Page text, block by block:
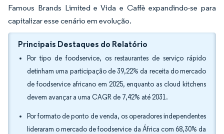
Famous Brands Limited e Vida e Caffè expandindo-se para
capitalizar esse cenário em evolução.
Principais Destaques do Relatório
Por tipo de foodservice, os restaurantes de serviço rápido
detinham uma participação de 39,22% da receita do mercado
de foodservice africano em 2025, enquanto as cloud kitchens
devem avançar a uma CAGR de 7,42% até 2031.
Por formato de ponto de venda, os operadores independentes
lideraram o mercado de foodservice da África com 68,30% da